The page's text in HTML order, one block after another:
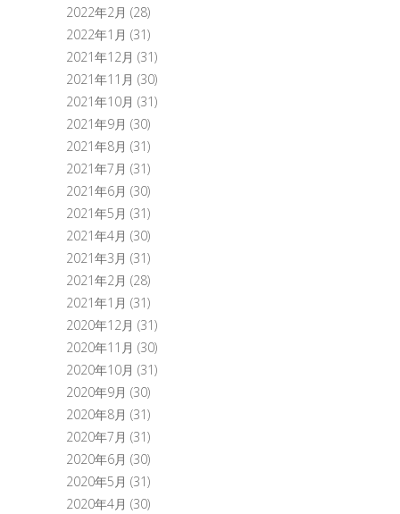
2022年2月 (28)
2022年1月 (31)
2021年12月 (31)
2021年11月 (30)
2021年10月 (31)
2021年9月 (30)
2021年8月 (31)
2021年7月 (31)
2021年6月 (30)
2021年5月 (31)
2021年4月 (30)
2021年3月 (31)
2021年2月 (28)
2021年1月 (31)
2020年12月 (31)
2020年11月 (30)
2020年10月 (31)
2020年9月 (30)
2020年8月 (31)
2020年7月 (31)
2020年6月 (30)
2020年5月 (31)
2020年4月 (30)